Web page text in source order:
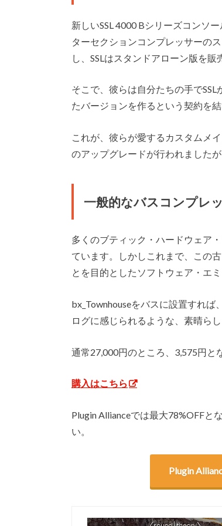
新しいSSL 4000 Bシリーズコンソ
ターセクションコンプレッサーの
し、SSLはスタンドアローン版を
そこで、彼らは自分たちの手で
たバージョンを作るという契約を結
これが、彼らが愛するカスタムメ
のアップグレードが行われました
一般的なバスコンプレ
多くのブティック・ハードウェア
ています。しかしこれまで、この
とを目的としたソフトウェア・エ
bx_Townhouseをバスに設置すれ
ログに感じられるような、素晴ら
通常27,000円のところ、3,575円と
購入はこちら
Plugin Allianceでは最大78%OFFと
い。
Plugin